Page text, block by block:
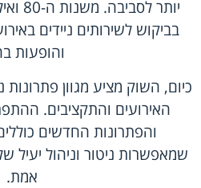
בביקוש לשירותים ניידים
והופעות
כיום, השוק מציע מגוון פתרונות
האירועים והתקציבים.
והפתרונות החדשים
שמאפשרות ניטור וניהול יעיל
אמת.